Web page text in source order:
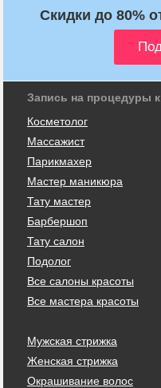
Скидки до 80%
Запись на процедуры
Косметолог
Массажист
Парикмахер
Мастер маникюра
Тату мастер
Барбершоп
Тату салон
Подолог
Все салоны красоты
Все мастера красоты
Мужская стрижка
Женская стрижка
Окрашивание волос